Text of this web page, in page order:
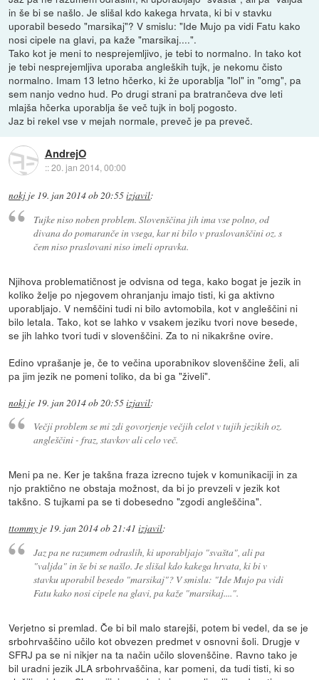
in še bi se našlo. Je slišal kdo kakega hrvata, ki bi v stavku
uporabil besedo "marsikaj"? V smislu: "Ide Mujo pa vidi Fatu kako
nosi cipele na glavi, pa kaže "marsikaj....".
Tako kot je meni to nesprejemljivo, je tebi to normalno. In tako kot
je tebi nesprejemljiva uporaba angleških tujk, je nekomu čisto
normalno. Imam 13 letno hčerko, ki že uporablja "lol" in "omg", pa
sem nanjo vedno hud. Po drugi strani pa bratrančeva dve leti
mlajša hčerka uporablja še več tujk in bolj pogosto.
Jaz bi rekel vse v mejah normale, preveč je pa preveč.
AndrejO
::20. jan 2014, 00:00
nokj je 19. jan 2014 ob 20:55izjavil:
Tujke niso noben problem. Slovenščina jih ima vse polno, od
divana do pomaranče in vsega, kar ni bilo v praslovanščini oz. s
čem niso praslovani niso imeli opravka.
Njihova problematičnost je odvisna od tega, kako bogat je jezik in
koliko želje po njegovem ohranjanju imajo tisti, ki ga aktivno
uporabljajo. V nemščini tudi ni bilo avtomobila, kot v angleščini ni
bilo letala. Tako, kot se lahko v vsakem jeziku tvori nove besede,
se jih lahko tvori tudi v slovenščini. Za to ni nikakršne ovire.
Edino vprašanje je, če to večina uporabnikov slovenščine želi, ali
pa jim jezik ne pomeni toliko, da bi ga "živeli".
nokj je 19. jan 2014 ob 20:55izjavil:
Večji problem se mi zdi govorjenje večjih celot v tujih jezikih oz.
angleščini - fraz, stavkov ali celo več.
Meni pa ne. Ker je takšna fraza izrecno tujek v komunikaciji in za
njo praktično ne obstaja možnost, da bi jo prevzeli v jezik kot
takšno. S tujkami pa se ti dobesedno "zgodi angleščina".
ttommy je 19. jan 2014 ob 21:41 izjavil:
Jaz pa ne razumem odraslih, ki uporabljajo "svašta", ali pa
"valjda" in še bi se našlo. Je slišal kdo kakega hrvata, ki bi v
stavku uporabil besedo "marsikaj"? V smislu: "Ide Mujo pa vidi
Fatu kako nosi cipele na glavi, pa kaže "marsikaj....".
Verjetno si premlad. Če bi bil malo starejši, potem bi vedel, da se je
srbohrvaščino učilo kot obvezen predmet v osnovni šoli. Drugje v
SFRJ pa se ni nikjer na ta način učilo slovenščine. Ravno tako je
bil uradni jezik JLA srbohrvaščina, kar pomeni, da tudi tisti, ki so